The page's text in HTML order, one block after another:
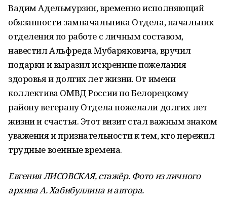
Вадим Адельмурзин, временно исполняющий
обязанности замначальника Отдела, начальник
отделения по работе с личным составом,
навестил Альфреда Мубаряковича, вручил
подарки и выразил искренние пожелания
здоровья и долгих лет жизни. От имени
коллектива ОМВД России по Белорецкому
району ветерану Отдела пожелали долгих лет
жизни и счастья. Этот визит стал важным знаком
уважения и признательности к тем, кто пережил
трудные военные времена.
Евгения ЛИСОВСКАЯ, стажёр. Фото из личного
архива А. Хабибуллина и автора.